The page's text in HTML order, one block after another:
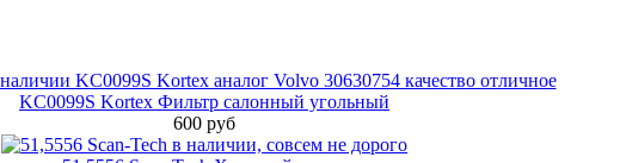
KC0099S Kortex Фильтр салонный угольный
600 руб